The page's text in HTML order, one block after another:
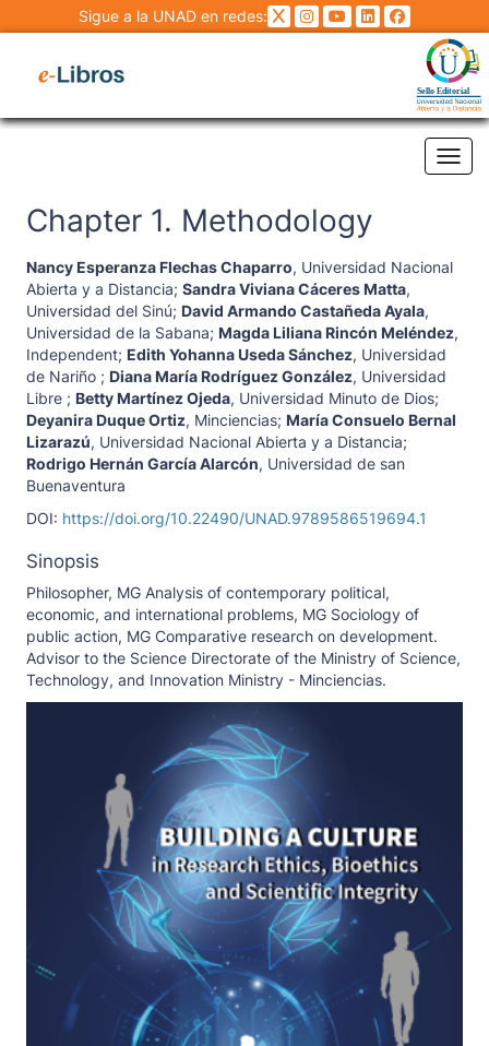
Sigue a la UNAD en redes:
Chapter 1. Methodology
Nancy Esperanza Flechas Chaparro, Universidad Nacional
Abierta y a Distancia; Sandra Viviana Cáceres Matta,
Universidad del Sinú; David Armando Castañeda Ayala,
Universidad de la Sabana; Magda Liliana Rincón Meléndez,
Independent; Edith Yohanna Useda Sánchez, Universidad
de Nariño ; Diana María Rodríguez González, Universidad
Libre ; Betty Martínez Ojeda, Universidad Minuto de Dios;
Deyanira Duque Ortiz, Minciencias; María Consuelo Bernal
Lizarazú, Universidad Nacional Abierta y a Distancia;
Rodrigo Hernán García Alarcón, Universidad de san
Buenaventura
DOI: https://doi.org/10.22490/UNAD.9789586519694.1
Sinopsis
Philosopher, MG Analysis of contemporary political,
economic, and international problems, MG Sociology of
public action, MG Comparative research on development.
Advisor to the Science Directorate of the Ministry of Science,
Technology, and Innovation Ministry - Minciencias.